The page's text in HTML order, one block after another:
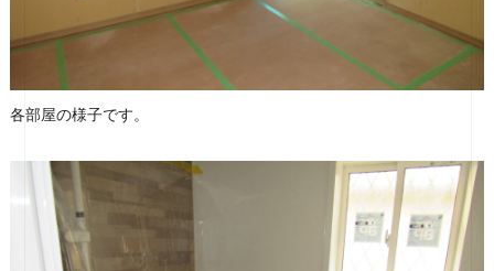
各部屋の様子です。